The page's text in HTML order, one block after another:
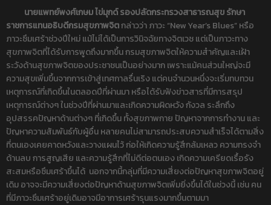
นายแพทย์พงศ์เกษม ไข่มุกด์ รองปลัดกระทรวงสาธารณสุข รักษา
ราชการแทนอธิบดีกรมสุขภาพจิตกล่าวว่า ภาวะ “New Year’s Blues” หรือ
ภาวะซึมเศร้าช่วงปีใหม่ แม้ไม่ได้เป็นการวินิจฉัยทางจิตเวช แต่เป็นภาวะทาง
สุขภาพจิตที่ได้รับการพูดถึงมากขึ้น กรมสุขภาพจิตให้ความสำคัญและเฝ้า
ระวังด้านสุขภาพจิตของประชาชนเป็นอย่างมาก เพราะแม้คนส่วนใหญ่จะมี
ความสุขเพิ่มขึ้นจากการเข้าสู่เทศกาลรื่นเริง แต่คนจำนวนหนึ่งจะเริ่มทบทวน
เหตุการณ์ที่เกิดขึ้นในตลอดปีที่ผ่านมา หรือได้รับฟังข่าวสารที่มีการสรุป
เหตุการณ์ต่างๆ ในช่วงปีที่ผ่านมาและเกิดความผิดหวัง กังวล ระลึกถึง
อุปสรรคปัญหาด้านต่างๆ ที่เกิดขึ้น ทั้งสุขภาพกาย ปัญหาจากการทำงาน และ
ปัญหาความสัมพันธ์กับผู้อื่น หลายคนไม่สามารถประสบความสำเร็จได้ตามสิ่ง
ที่ตนเองเคยคาดหวังและวางแผนไว้ ก่อให้เกิดความรู้สึกล้มเหลว ความทรงจำ
ด้านลบ การสูญเสีย และความรู้สึกที่ไม่ดีต่อตนเอง เกิดความเครียดเรื้อรัง
สะสมหรือซึมเศร้าขึ้นได้ นอกจากนี้กลุ่มที่มีความเสี่ยงต่อปัญหาสุขภาพจิตอยู่
เดิม อาจจะมีความเสี่ยงต่อปัญหาด้านสุขภาพจิตเพิ่มยิ่งขึ้นได้ในช่วงนี้ เช่น คน
ที่มีภาวะซึมเศร้าอยู่เดิมอาจมีอาการเศร้ารุนแรงมากขึ้นตามมา